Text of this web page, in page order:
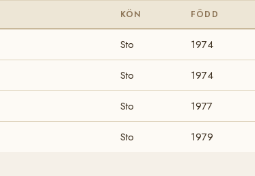
KÖN FÖDD
Sto 1974
Sto 1974
Sto 1977
Sto 1979